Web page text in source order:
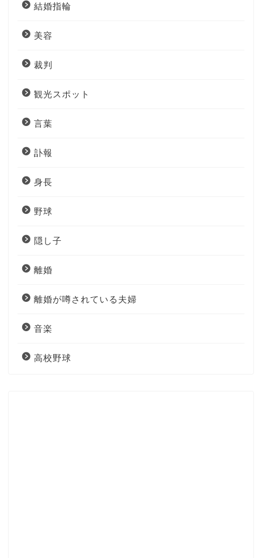
結婚指輪
美容
裁判
観光スポット
言葉
訃報
身長
野球
隠し子
離婚
離婚が噂されている夫婦
音楽
高校野球